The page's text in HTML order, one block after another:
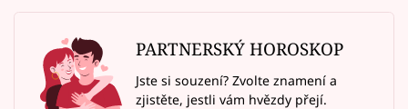
PARTNERSKÝ HOROSKOP
Jste si souzení? Zvolte znamení a
zjistěte, jestli vám hvězdy přejí.